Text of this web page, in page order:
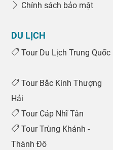
Chính sách bảo mật
DU LỊCH
Tour Du Lịch Trung Quốc
Tour Bắc Kinh Thượng
Hải
Tour Cáp Nhĩ Tân
Tour Trùng Khánh -
Thành Đô